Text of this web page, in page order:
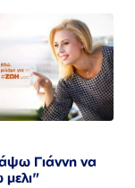
Γιάννη να